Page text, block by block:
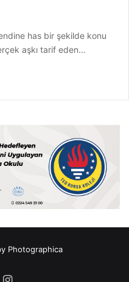
has bir şekilde konu
aşkı tarif eden…
Photographica
Instagram